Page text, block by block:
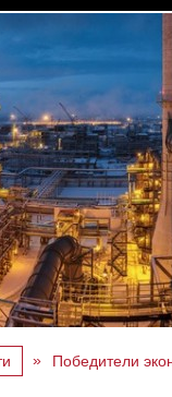
» Победители